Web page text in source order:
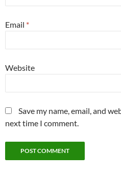
Email *
Website
Save my name, email, and
next time I comment.